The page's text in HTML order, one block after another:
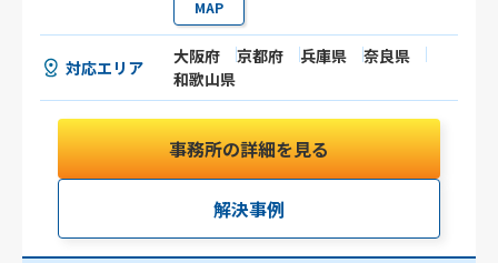
MAP
対応エリア
大阪府 京都府 兵庫県
奈良県
和歌山県
事務所の詳細を見る
解決事例